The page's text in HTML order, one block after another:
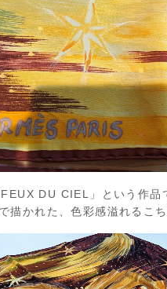
DU CIEL」という作品
描かれた、色彩感溢れるこ